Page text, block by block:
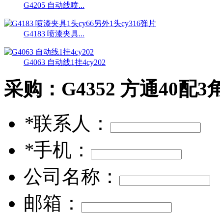
G4205 自动线喷...
G4183 喷漆夹具...
G4063 自动线1挂4cy202
采购： G4352 方通40配3
*联系人：
*手机：
公司名称：
邮箱：